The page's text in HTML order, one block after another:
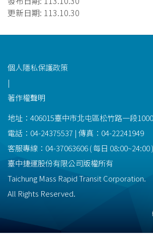
更新日期: 113.10.30
功能選單連結
個人隱私保護政策
|
著作權聲明
地址：406015臺中市北屯區松竹路一段
電話：04-24375537 | 傳真：04-22241949
客服專線： 04-37063606(每日 08:00~24:00)
臺中捷運股份有限公司版權所有
Taichung Mass Rapid Transit Corporation.
All Rights Reserved.